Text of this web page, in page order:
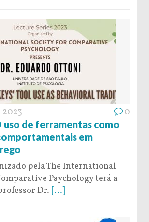
2023 0
uso de ferramentas como
em
pela The International
Psychology terá a
Dr. [...]